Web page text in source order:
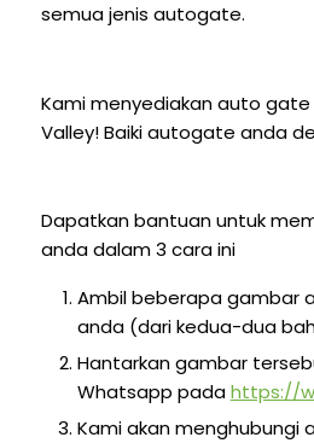
semua jenis autogate.
Kami menyediakan auto gate
Valley! Baiki autogate anda
Dapatkan bantuan untuk
anda dalam 3 cara ini
Ambil beberapa gambar
anda (dari kedua-dua
Hantarkan gambar
Whatsapp padahttps://
Kami akan menghubungi